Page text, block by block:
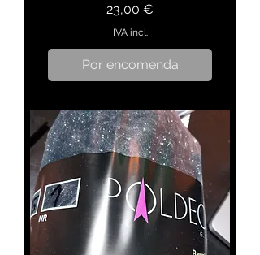
Preço
23,00 €
IVA incl.
Por encomenda